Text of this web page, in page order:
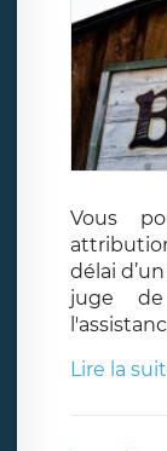
Vous
délai
juge de
Lire la